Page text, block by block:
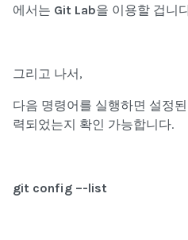
에서는 Git Lab을 이용할 겁니
그리고 나서,
다음 명령어를 실행하면 설정
력되었는지 확인 가능합니다.
git config –-list